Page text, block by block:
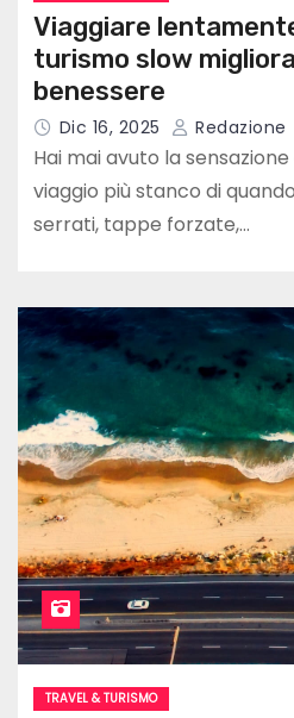
Viaggiare
turismo slow
benessere
Dic 16, 2025 Redazione
Hai mai avuto la
viaggio più stanco di
serrati, tappe forzate,…
TRAVEL & TURISMO